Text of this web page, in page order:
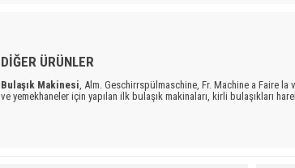
DİĞER ÜRÜNLER
Bulaşık Makinesi , Alm. Geschirrspülmaschine, Fr. Machine a Faire
ve yemekhaneler için yapılan ilk bulaşık makinaları, kirli bulaşıkları
arasındaki boşluk ses ve ısıya karşı izolasyonu sağlayan bir madde